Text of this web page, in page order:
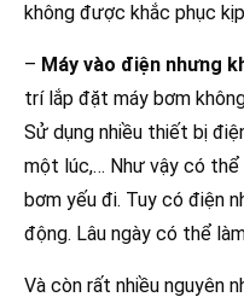
không được khắc phục
– Máy vào điện nhưng
trí lắp đặt máy bơm
Sử dụng nhiều thiết bị
một lúc,… Như vậy có thể
bơm yếu đi. Tuy có điện
động. Lâu ngày có thể
Và còn rất nhiều nguyên